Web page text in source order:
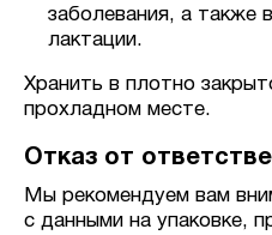
заболевания, а также
лактации.
Хранить в плотно
прохладном месте.
Отказ от
Мы рекомендуем вам
с данными на упаковке,